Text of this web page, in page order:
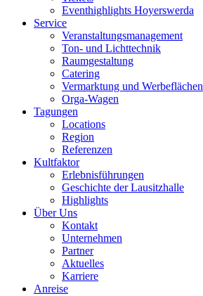
Eventhighlights Hoyerswerda
Service
Veranstaltungsmanagement
Ton- und Lichttechnik
Raumgestaltung
Catering
Vermarktung und Werbeflächen
Orga‑Wagen
Tagungen
Locations
Region
Referenzen
Kultfaktor
Erlebnisführungen
Geschichte der Lausitzhalle
Highlights
Über Uns
Kontakt
Unternehmen
Partner
Aktuelles
Karriere
Anreise